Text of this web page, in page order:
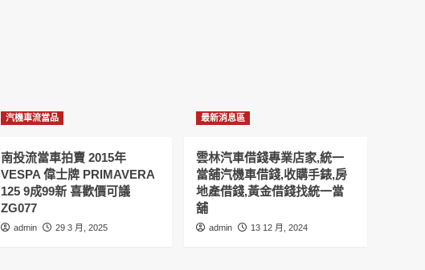
汽機車流當品
南投流當車拍賣 2015年
VESPA 偉士牌 PRIMAVERA
125 9成99新 喜歡價可議
ZG077
admin 29 3 月, 2025
最新消息區
雲林汽車借錢專業店家,統一
當舖汽機車借錢,收購手錶,房
地產借錢,黃金借錢找統一當
舖
admin 13 12 月, 2024